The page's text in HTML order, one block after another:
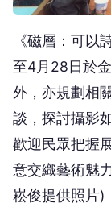
《磁層：可以
至4月28日於
外，亦規劃相
談，探討攝影
歡迎民眾把握
意交織藝術魅
崧俊提供照片)